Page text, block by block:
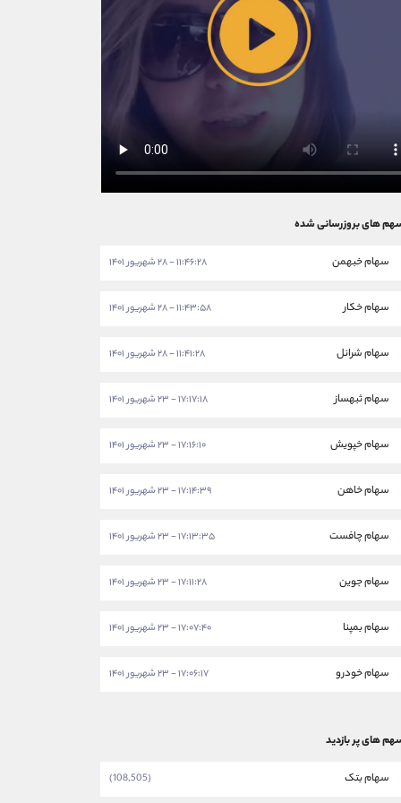
های بروزرسانی شده
سهام خبهمن ۱۱:۴۶:۲۸ - ۲۸ شهریور ۱۴۰۱
سهام خکار ۱۱:۴۳:۵۸ - ۲۸ شهریور ۱۴۰۱
سهام شرانل ۱۱:۴۱:۲۸ - ۲۸ شهریور ۱۴۰۱
سهام ثبهساز ۱۷:۱۷:۱۸ - ۲۳ شهریور ۱۴۰۱
سهام خپویش ۱۷:۱۶:۱۰ - ۲۳ شهریور ۱۴۰۱
سهام خاهن ۱۷:۱۴:۳۹ - ۲۳ شهریور ۱۴۰۱
سهام چافست ۱۷:۱۳:۳۵ - ۲۳ شهریور ۱۴۰۱
سهام جوین ۱۷:۱۱:۲۸ - ۲۳ شهریور ۱۴۰۱
سهام بمپنا ۱۷:۰۷:۴۰ - ۲۳ شهریور ۱۴۰۱
سهام خودرو ۱۷:۰۶:۱۷ - ۲۳ شهریور ۱۴۰۱
های پر بازدید
سهام بتک (108,505)